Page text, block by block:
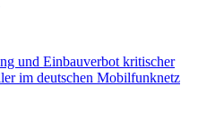
und Einbauverbot kritischer
im deutschen Mobilfunknetz